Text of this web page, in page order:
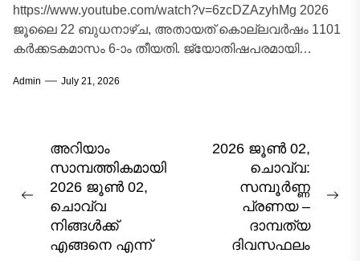
https://www.youtube.com/watch?v=6zcDZAzyhMg 2026
ജൂലൈ 22 ബുധനാഴ്ച, അതായത് കൊല്ലവർഷം 1101
കർക്കടകമാസം 6-ാം തീയതി. ജ്യോതിഷപരമായി
ബുധഗ്രഹത്തിന്റെ സ്വഭാവവിശേഷങ്ങളും ചന്ദ്രന്റെ
Admin July 21, 2026
Post
navigation
Previous
post:
അറിയാം
സാമ്പത്തികമായി
2026 ജൂൺ 02,
ചൊവ്വ
നിങ്ങൾക്ക്
എങ്ങനെ എന്ന്
2026 ജൂൺ 02,
ചൊവ്വ:
സമ്പൂർണ്ണ
പ്രണയ –
ദാമ്പത്യ
ദിവസഫലം